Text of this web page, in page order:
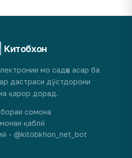
Китобхон
мо садҳо асар ба
дастраси дӯстдорони
қарор дорад.
сомона
қаблӣ
- @kitobkhon_net_bot